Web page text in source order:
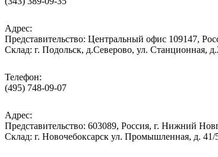
Адрес:
Представительство: Центральный офис 109147,
Cклад: г. Подольск, д.Северово, ул.
Телефон:
(495) 748-09-07
Адрес:
Представительство: 603089, Россия, г. Нижний
Склад: г. Новочебоксарск ул. Промышленная, д.